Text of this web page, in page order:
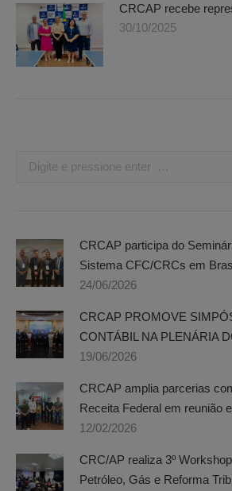
CRCAP recebe
30/10/2025
Search:
CRCAP participa do
Sistema CFC/CRCs em
24/06/2026
CRCAP PROMOVE
CONTÁBIL NA PLENÁRIA
19/06/2026
CRCAP amplia parcerias
Receita Federal em reunião
12/02/2026
CRC/AP realiza 3º
Petróleo, Gás e Reforma